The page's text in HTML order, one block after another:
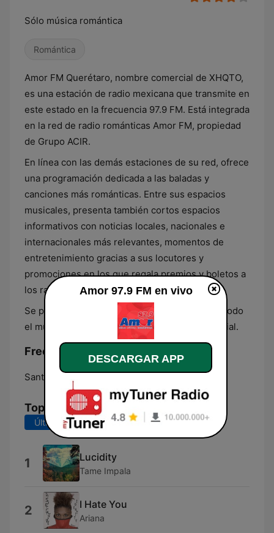
Sólo música romántica
Romántica
Amor FM Querétaro, nombre comercial de XHQTO,
es una estación de radio mexicana que transmite en
este estado en la frecuencia 97.9 FM. Está integrada
en la red de radio románticas Amor FM, propiedad
de Grupo ACIR.
En línea con las demás estaciones de su red, ofrece
una programación dedicada a las baladas y
canciones más románticas. Entre sus espacios
musicales, presenta también cortos espacios
informativos con noticias locales, nacionales e
internacionales más relevantes, momentos de
entretenimiento gracias a sus locutores y
promociones en los que regala premios y boletos a
los radioescuchas.
Se puede escuchar en vivo su transmisión en todo
el mundo, accediendo a su página en línea oficial.
Frecuencias Amor 97.9 FM:
Santiago de Querétaro: 97.9 FM
Top Canciones
Últimos 7 días Últimos 30 días
1 Lucidity
Tame Impala
2 I Hate You
Ariana
Amor 97.9 FM en vivo
DESCARGAR APP